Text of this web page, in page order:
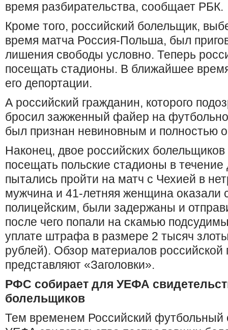
время разбирательства, сообщает РБК.
Кроме того, российский болельщик,
время матча Россия-Польша, был
лишения свободы условно. Теперь
посещать стадионы. В ближайшее
его депортации.
А российский гражданин, которого
бросил зажженный файер на
был признан невиновным и полностью
Наконец, двое российских
посещать польские стадионы в течение
пытались пройти на матч с Чехией в
мужчина и 41-летняя женщина оказали
полицейским, были задержаны и
после чего попали на скамью
уплате штрафа в размере 2 тысяч
рублей). Обзор материалов
представляют «Заголовки».
РФС собирает для УЕФА
болельщиков
Тем временем Российский футбольный